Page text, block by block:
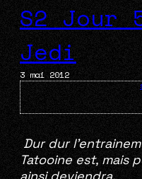
S2 Jour
Jedi
3 mai 2012
Dur dur
Tatooine est, mais